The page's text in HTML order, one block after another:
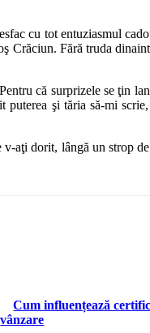
cu tot entuziasmul
Crăciun. Fără truda
că surprizele se ţin
şi tăria să-mi
aţi dorit, lângă un strop
Cum influențează
vânzare